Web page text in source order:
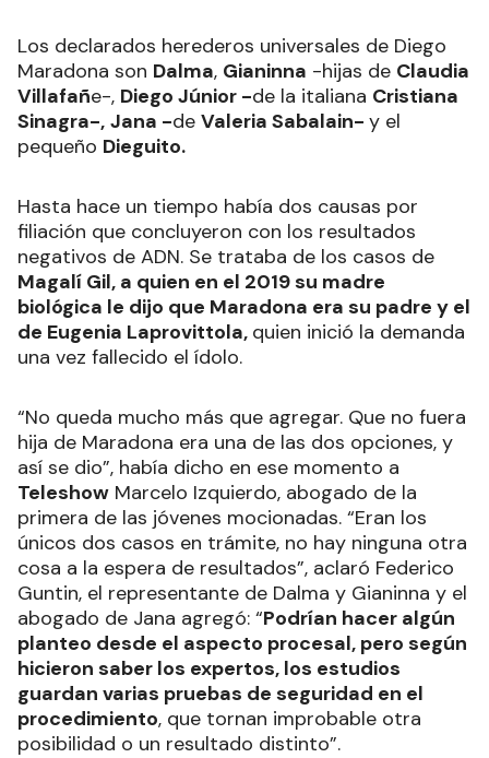
Los declarados herederos universales de Diego
Maradona son Dalma, Gianinna -hijas de Claudia
Villafañe-, Diego Júnior -de la italiana Cristiana
Sinagra-, Jana -de Valeria Sabalain- y el
pequeño Dieguito.
Hasta hace un tiempo había dos causas por
filiación que concluyeron con los resultados
negativos de ADN. Se trataba de los casos de
Magalí Gil, a quien en el 2019 su madre
biológica le dijo que Maradona era su padre y el
de Eugenia Laprovittola, quien inició la demanda
una vez fallecido el ídolo.
“No queda mucho más que agregar. Que no fuera
hija de Maradona era una de las dos opciones, y
así se dio”, había dicho en ese momento a
Teleshow Marcelo Izquierdo, abogado de la
primera de las jóvenes mocionadas. “Eran los
únicos dos casos en trámite, no hay ninguna otra
cosa a la espera de resultados”, aclaró Federico
Guntin, el representante de Dalma y Gianinna y el
abogado de Jana agregó: “Podrían hacer algún
planteo desde el aspecto procesal, pero según
hicieron saber los expertos, los estudios
guardan varias pruebas de seguridad en el
procedimiento, que tornan improbable otra
posibilidad o un resultado distinto”.